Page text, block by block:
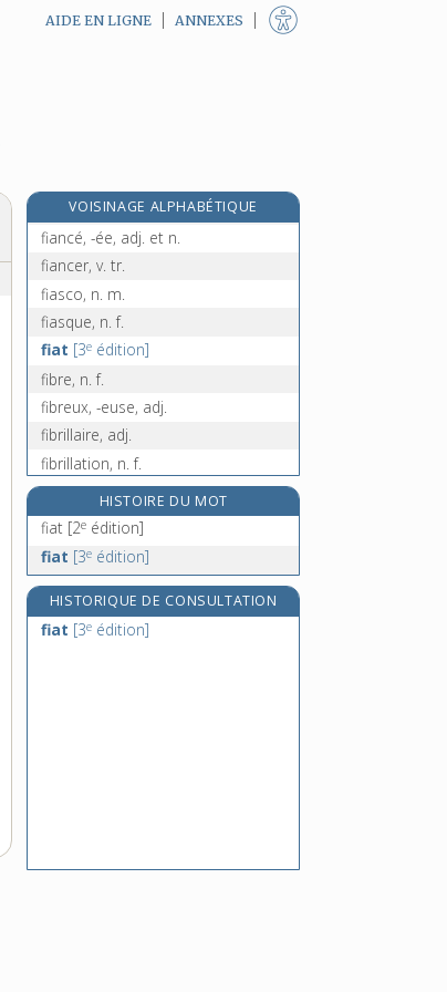
AIDE EN LIGNE ANNEXES
VOISINAGE ALPHABÉTIQUE
fiance, n. m.[1reédition]
fiancé, -ée, adj. et n.
fiancer, v. tr.
fiasco, n. m.
fiasque, n. f.
fiat [3e édition]
fibre, n. f.
fibreux, -euse, adj.
fibrillaire, adj.
fibrillation, n. f.
fibrille, n. f.
fibrine, n. f.
fibrinogène, n. m.
fibrinolyse, n. f.
fibro-, préf.
HISTOIRE DU MOT
fiat [2e édition]
fiat [3e édition]
HISTORIQUE DE CONSULTATION
fiat [3e édition]